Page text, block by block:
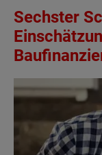
Sechster